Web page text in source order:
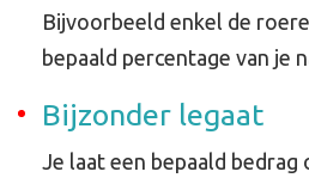
Bijvoorbeeld enkel de
bepaald percentage van je
Bijzonder legaat
Je laat een bepaald bedrag